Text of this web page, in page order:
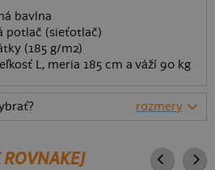
bavlna
potlač (sieťotlač)
(185 g/m2)
L, meria 185 cm a váží 90 kg
rozmery